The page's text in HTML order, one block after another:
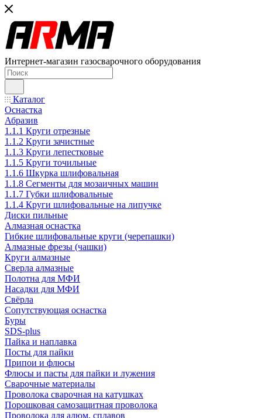
Интернет-магазин газосварочного оборудования
Каталог
Оснастка
Абразив
1.1.1 Круги отрезные
1.1.2 Круги зачистные
1.1.3 Круги лепестковые
1.1.5 Круги точильные
1.1.6 Шкурка шлифовальная
1.1.8 Сегменты для мозаичных машин
1.1.7 Губки шлифовальные
1.1.4 Круги шлифовальные на липучке
Диски пильные
Алмазная оснастка
Гибкие шлифовальные круги (черепашки)
Алмазные фрезы (чашки)
Круги алмазные
Сверла алмазные
Полотна для МФИ
Насадки для МФИ
Свёрла
Сопутствующая оснастка
Буры
SDS-plus
Пайка и наплавка
Посты для пайки
Припои и флюсы
Флюсы и пасты для пайки и лужения
Сварочные материалы
Проволока сварочная на катушках
Порошковая самозащитная проволока
Проволока для алюм. сплавов